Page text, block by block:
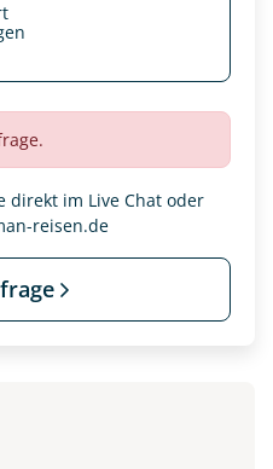
direkt im Live Chat oder
reisen.de
haben.